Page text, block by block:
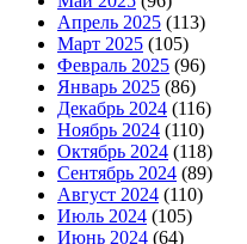
Апрель 2025 (113)
Март 2025 (105)
Февраль 2025 (96)
Январь 2025 (86)
Декабрь 2024 (116)
Ноябрь 2024 (110)
Октябрь 2024 (118)
Сентябрь 2024 (89)
Август 2024 (110)
Июль 2024 (105)
Июнь 2024 (64)